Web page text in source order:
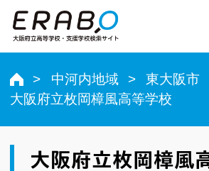
文字サイズ
中河内地域
東大阪市
大阪府立枚岡樟風高等学校
大阪府立枚岡樟風